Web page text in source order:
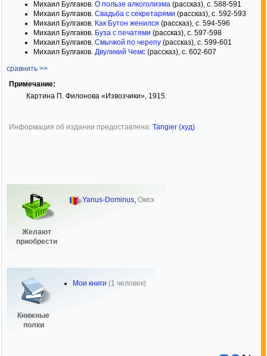
Михаил Булгаков. О пользе алкоголизма (рассказ), с. 588-591
Михаил Булгаков. Свадьба с секретарями (рассказ), с. 592-593
Михаил Булгаков. Как Бутон женился (рассказ), с. 594-596
Михаил Булгаков. Буза с печатями (рассказ), с. 597-598
Михаил Булгаков. Смычкой по черепу (рассказ), с. 599-601
Михаил Булгаков. Двуликий Чемс (рассказ), с. 602-607
сравнить >>
Примечание:
Картина П. Филонова «Извозчики», 1915.
Информация об издании предоставлена: Tangier (худ)
Желают
приобрести
Yanus-Dominus, Омск
Книжные
полки
Мои книги (1 человек)